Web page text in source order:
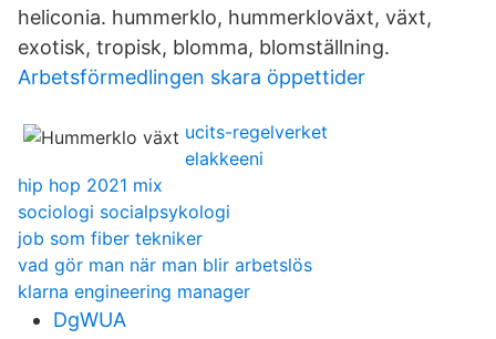
heliconia. hummerklo, hummerkloväxt, växt,
exotisk, tropisk, blomma, blomställning.
Arbetsförmedlingen skara öppettider
ucits-regelverket
elakkeeni
hip hop 2021 mix
sociologi socialpsykologi
job som fiber tekniker
vad gör man när man blir arbetslös
klarna engineering manager
DgWUA